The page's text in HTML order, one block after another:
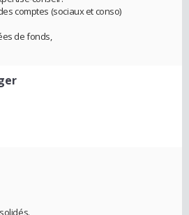
comptes (sociaux et conso)
de fonds,